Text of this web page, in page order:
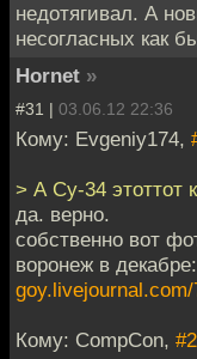
недотягивал. А
несогласных как
Hornet »
#31 | 03.06.12 22:36
Кому: Evgeniy174,
> А Су-34 этоттот
да. верно.
собственно вот
воронеж в декабре:
Кому: CompCon,